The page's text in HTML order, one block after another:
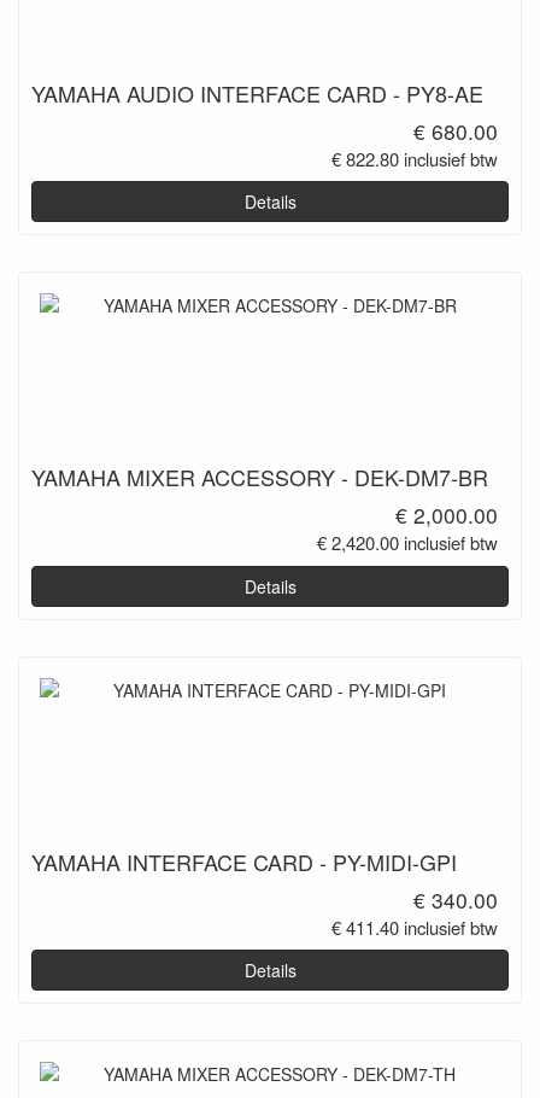
YAMAHA AUDIO INTERFACE CARD - PY8-AE
€ 680.00
€ 822.80 inclusief btw
Details
YAMAHA MIXER ACCESSORY - DEK-DM7-BR
€ 2,000.00
€ 2,420.00 inclusief btw
Details
YAMAHA INTERFACE CARD - PY-MIDI-GPI
€ 340.00
€ 411.40 inclusief btw
Details